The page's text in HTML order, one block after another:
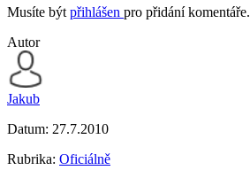
Musíte být přihlášen pro přidání komentáře.
Autor
Jakub
Datum: 27.7.2010
Rubrika: Oficiálně